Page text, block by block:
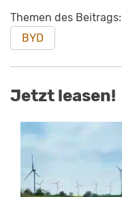
Themen des Beitrags:
BYD
Jetzt leasen!